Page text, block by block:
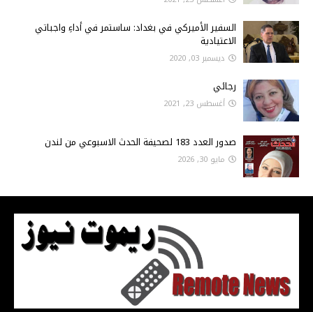
السفير الأميركي في بغداد: ساستمر في أداءِ واجباتي
الاعتيادية
ديسمبر 03, 2020
رجائي
أغسطس 23, 2021
صدور العدد 183 لصحيفة الحدث الاسبوعي من لندن
مايو 30, 2026